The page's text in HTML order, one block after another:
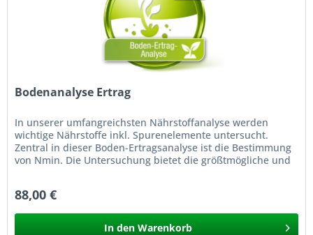
Bodenanalyse Ertrag
In unserer umfangreichsten Nährstoffanalyse werden
wichtige Nährstoffe inkl. Spurenelemente untersucht.
Zentral in dieser Boden-Ertragsanalyse ist die Bestimmung
von Nmin. Die Untersuchung bietet die größtmögliche und
88,00 €
In den Warenkorb